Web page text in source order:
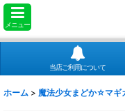
メニュー
当店ご利用について
ホーム > 魔法少女まどか☆マギ